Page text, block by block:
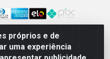
próprios e de
uma experiência
Peixoto, 137- Centro,